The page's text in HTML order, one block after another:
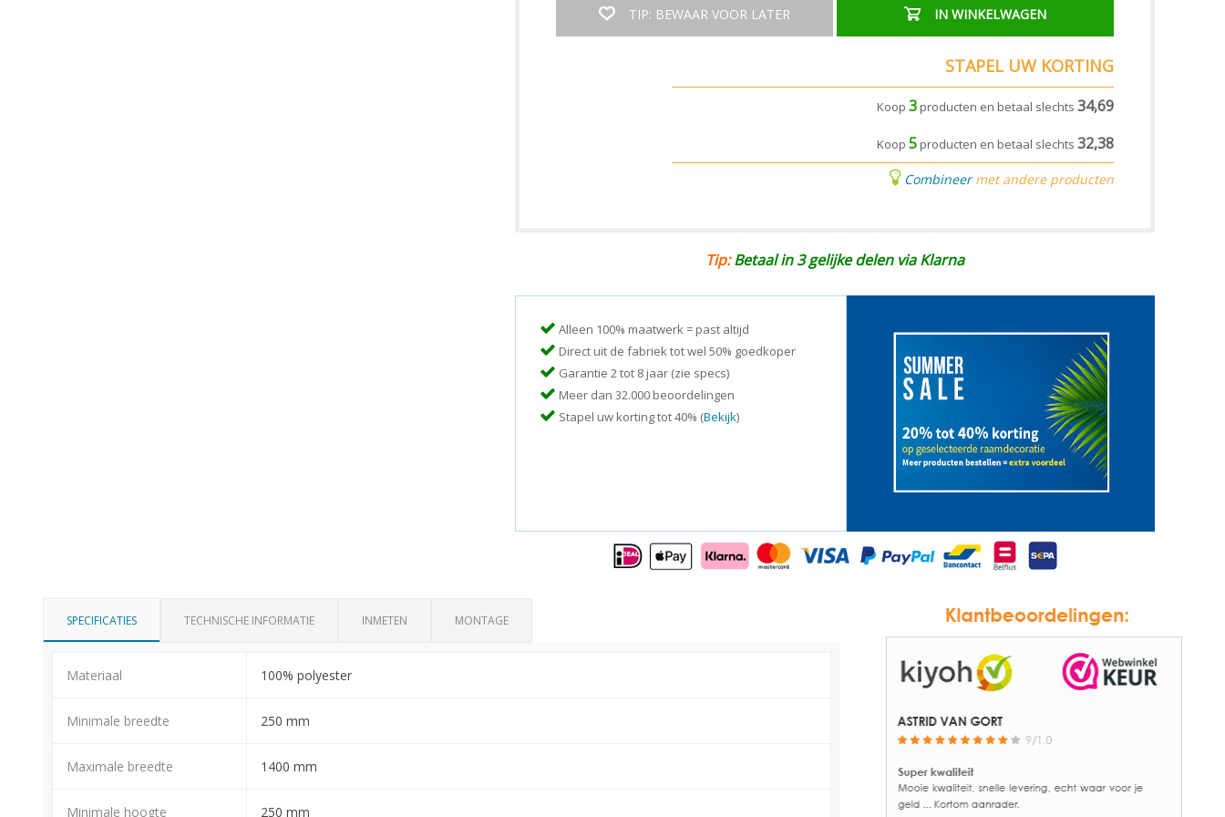
TIP: BEWAAR VOOR LATER IN WINKELWAGEN
STAPEL UW KORTING
Koop 3 producten en betaal slechts 34,69
Koop 5 producten en betaal slechts 32,38
Combineermet andere producten
Tip:Betaal in 3 gelijke delen via Klarna
Alleen 100% maatwerk = past altijd
Direct uit de fabriek tot wel 50% goedkoper
Garantie 2 tot 8 jaar (zie specs)
Meer dan 32.000 beoordelingen
Stapel uw korting tot 40% (Bekijk)
SPECIFICATIES TECHNISCHE INFORMATIE INMETEN MONTAGE
Materiaal 100% polyester
Minimale breedte 250 mm
Maximale breedte 1400 mm
Minimale hoogte 250 mm